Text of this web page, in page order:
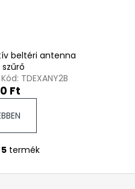
beltéri antenna
szűrő
Kód: TDEXANY2B
Ft
L
5 termék